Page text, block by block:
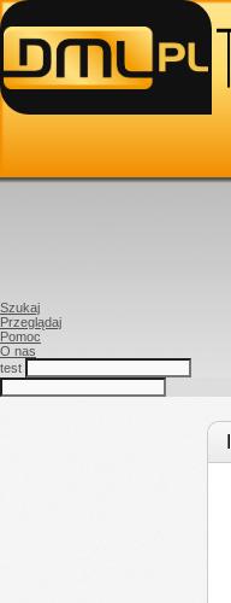
Szukaj
Przeglądaj
Pomoc
O nas
test